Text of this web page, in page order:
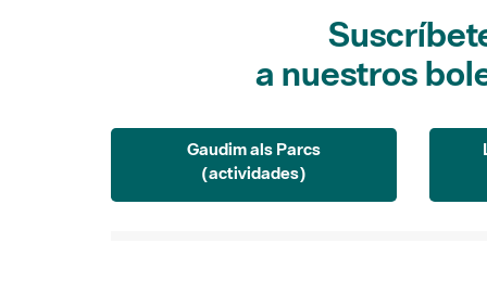
a nuestros
Gaudim als Parcs
(actividades)